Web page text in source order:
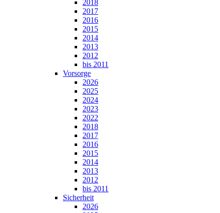
2018
2017
2016
2015
2014
2013
2012
bis 2011
Vorsorge
2026
2025
2024
2023
2022
2018
2017
2016
2015
2014
2013
2012
bis 2011
Sicherheit
2026